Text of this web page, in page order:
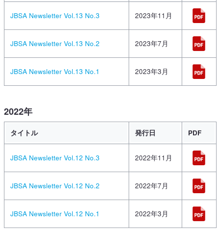
JBSA Newsletter Vol.13 No.3 2023年11月
JBSA Newsletter Vol.13 No.2 2023年7月
JBSA Newsletter Vol.13 No.1 2023年3月
2022年
タイトル 発行日 PDF
JBSA Newsletter Vol.12 No.3 2022年11月
JBSA Newsletter Vol.12 No.2 2022年7月
JBSA Newsletter Vol.12 No.1 2022年3月